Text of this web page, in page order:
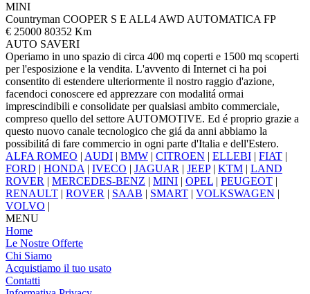
MINI
Countryman COOPER S E ALL4 AWD AUTOMATICA FP
€ 25000 80352 Km
AUTO SAVERI
Operiamo in uno spazio di circa 400 mq coperti e 1500 mq scoperti
per l'esposizione e la vendita. L'avvento di Internet ci ha poi
consentito di estendere ulteriormente il nostro raggio d'azione,
facendoci conoscere ed apprezzare con modalitá ormai
imprescindibili e consolidate per qualsiasi ambito commerciale,
compreso quello del settore AUTOMOTIVE. Ed é proprio grazie a
questo nuovo canale tecnologico che giá da anni abbiamo la
possibilitá di fare commercio in ogni parte d'Italia e dell'Estero.
ALFA ROMEO | AUDI | BMW | CITROEN | ELLEBI | FIAT |
FORD | HONDA | IVECO | JAGUAR | JEEP| KTM | LAND
ROVER | MERCEDES-BENZ | MINI | OPEL | PEUGEOT |
RENAULT | ROVER | SAAB | SMART | VOLKSWAGEN |
VOLVO |
MENU
Home
Le Nostre Offerte
Chi Siamo
Acquistiamo il tuo usato
Contatti